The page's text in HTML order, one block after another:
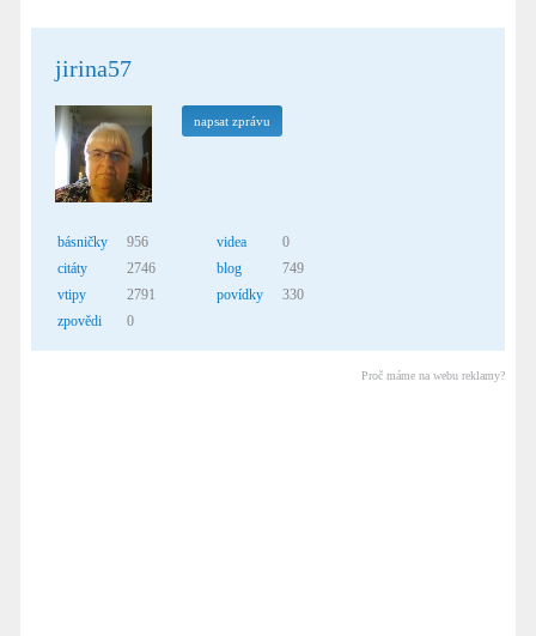
jirina57
napsat zprávu
básničky
956
citáty
2746
vtipy
2791
zpovědi
0
videa
0
blog
749
povídky
330
Proč máme na webu reklamy?